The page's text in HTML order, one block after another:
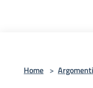
Home > Argomenti